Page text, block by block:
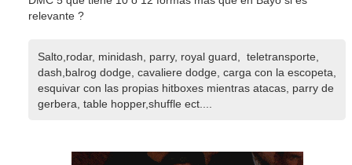
relevante ?
Salto,rodar, minidash, parry, royal guard, teletransporte,
dash,balrog dodge, cavaliere dodge, carga con la escopeta,
esquivar con las propias hitboxes mientras atacas, parry de
gerbera, table hopper,shuffle ect....